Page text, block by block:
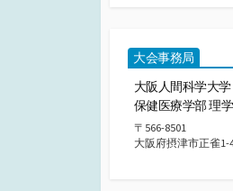
大会事務局
大阪人間科学大学
保健医療学部 理
〒566-8501
大阪府摂津市正雀1-